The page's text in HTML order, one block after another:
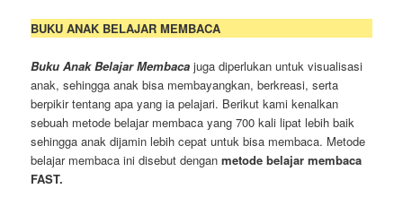
BUKU ANAK BELAJAR MEMBACA
Buku Anak Belajar Membaca juga diperlukan untuk visualisasi
anak, sehingga anak bisa membayangkan, berkreasi, serta
berpikir tentang apa yang ia pelajari. Berikut kami kenalkan
sebuah metode belajar membaca yang 700 kali lipat lebih baik
sehingga anak dijamin lebih cepat untuk bisa membaca. Metode
belajar membaca ini disebut denganmetode belajar membaca
FAST.